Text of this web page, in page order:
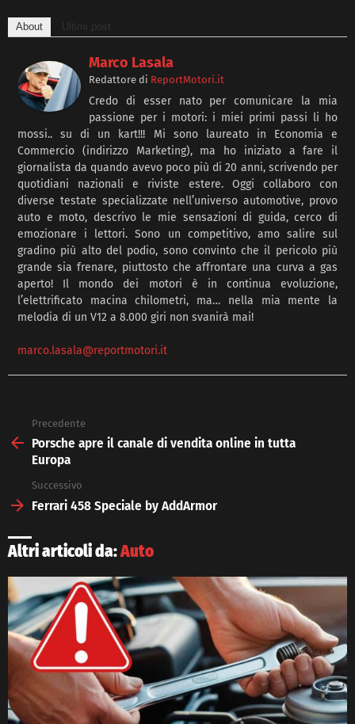
About Ultimi post
Marco Lasala
Redattore di ReportMotori.it
Credo di esser nato per comunicare la mia
passione per i motori: i miei primi passi li ho
mossi.. su di un kart!!! Mi sono laureato in Economia e
Commercio (indirizzo Marketing), ma ho iniziato a fare il
giornalista da quando avevo poco più di 20 anni, scrivendo per
quotidiani nazionali e riviste estere. Oggi collaboro con
diverse testate specializzate nell’universo automotive, provo
auto e moto, descrivo le mie sensazioni di guida, cerco di
emozionare i lettori. Sono un competitivo, amo salire sul
gradino più alto del podio, sono convinto che il pericolo più
grande sia frenare, piuttosto che affrontare una curva a gas
aperto! Il mondo dei motori è in continua evoluzione,
l’elettrificato macina chilometri, ma… nella mia mente la
melodia di un V12 a 8.000 giri non svanirà mai!
marco.lasala@reportmotori.it
more
Precedente
Porsche apre il canale di vendita online in tutta
Europa
Successivo
Ferrari 458 Speciale by AddArmor
Altri articoli da:Auto